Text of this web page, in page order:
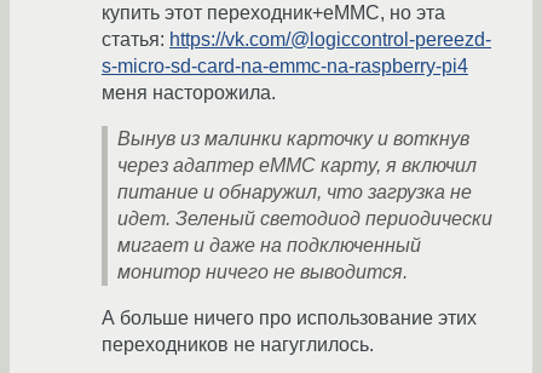
купить этот переходник+eMMC, но эта
статья: https://vk.com/@logiccontrol-pereezd-
s-micro-sd-card-na-emmc-na-raspberry-pi4
меня насторожила.
Вынув из малинки карточку и воткнув
через адаптер eMMC карту, я включил
питание и обнаружил, что загрузка не
идет. Зеленый светодиод периодически
мигает и даже на подключенный
монитор ничего не выводится.
А больше ничего про использование этих
переходников не нагуглилось.